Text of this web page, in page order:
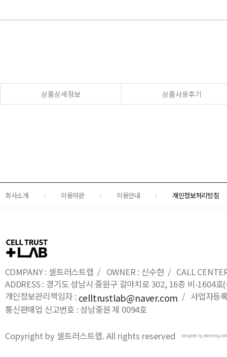
상품상세정보 상품사용후기
회사소개 이용약관 이용안내 개인정보처리방침
COMPANY : 셀트러스트랩 / OWNER : 신수현 / CALL
ADDRESS : 경기도 성남시 중원구 갈마치로 302, 16층 비-1604
개인정보관리책임자 : celltrustlab@naver.com / 사업자등
통신판매업 신고번호 : 성남중원 제 0094호
Copyright by 셀트러스트랩. All rights reserved